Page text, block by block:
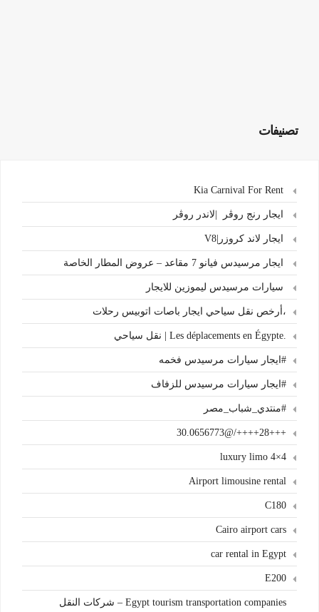
تصنيفات
ايجار رنج روڤر |لاندر روڤر
ايجار لاند كروزر|V8
ايجار مرسيدس فيانو 7 مقاعد – عروض المطار الخاصة
سيارات مرسيدس ليموزين للايجار
،أرخص نقل سياحي ايجار باصات اتوبيس رحلات
.Les déplacements en Égypte | نقل سياحي
#ايجار سيارات مرسيدس فخمه
#ايجار سيارات مرسيدس للزفاف
#منتدي_شباب_مصر
+++28++++/@30.0656773
4×4 luxury limo
Airport limousine rental
C180
Cairo airport cars
car rental in Egypt
E200
Egypt tourism transportation companies – شركات النقل